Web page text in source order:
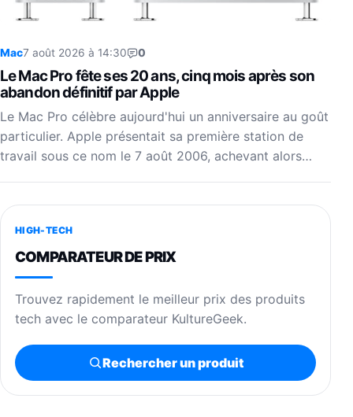
Mac7 août 2026 à 14:30 0
Le Mac Pro fête ses 20 ans, cinq mois après son
abandon définitif par Apple
Le Mac Pro célèbre aujourd'hui un anniversaire au goût
particulier. Apple présentait sa première station de
travail sous ce nom le 7 août 2006, achevant alors…
HIGH-TECH
COMPARATEUR DE PRIX
Trouvez rapidement le meilleur prix des produits
tech avec le comparateur KultureGeek.
Rechercher un produit